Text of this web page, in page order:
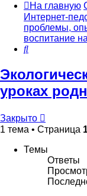
На главную
Интернет-
проблемы,
воспитание
Поиск
уроках
Закрыто
1 тема • Страница
Темы
Ответы